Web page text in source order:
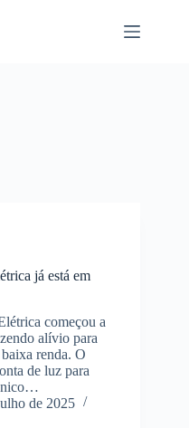
já está em
começou a
alívio para
renda. O
de luz para
de 2025